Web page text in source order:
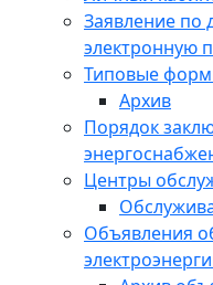
Заявление по
электронную
Типовые
Архив
Порядок
Центры
Объявления